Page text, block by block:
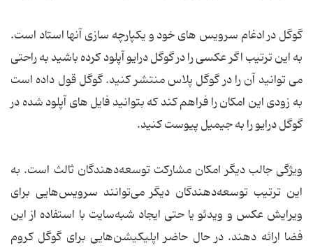
گوگل در ادغام سرویس های خود و یکپارچه سازی آنها استاد است.
به این ترتیب اگر عکسی را در گوگل درایو آپلود کرده باشید به راحتی
می توانید آن را در گوگل پلاس منتشر کنید. گوگل قول داده است
به زودی این امکان را فراهم کند که بتوانید فایل های آپلود شده در
گوگل درایو را به جیمیل پیوست کنید.
ویژگی جالب دیگر امکان مشارکت توسعه‌دهندگان ثالث است. به
این ترتیب توسعه‌دهندگان دیگر می‌توانند سرویس‌هایی برای
ویرایش عکس و ویدئو یا حتی ایجاد شبه‌سایت با استفاده از این
فضا ارائه دهند. در حال حاضر اپلیکیشن‌هایی برای گوگل کروم